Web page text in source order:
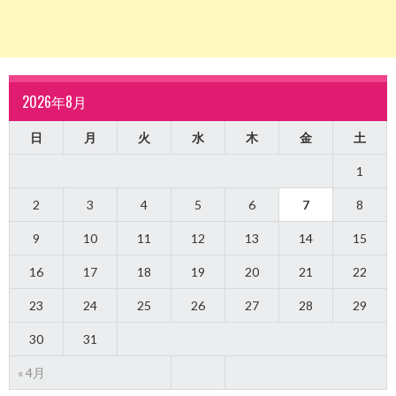
2026年8月
日 月 火 水 木 金 土
« 4月
1
2 3 4 5 6 7 8
9 10 11 12 13 14 15
16 17 18 19 20 21 22
23 24 25 26 27 28 29
30 31